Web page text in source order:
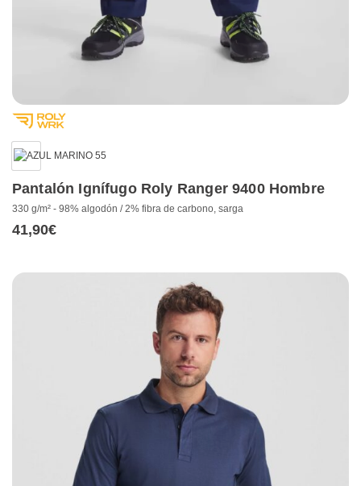
Pantalón Ignífugo Roly Ranger 9400 Hombre
330 g/m² - 98% algodón / 2% fibra de carbono, sarga
41,90€